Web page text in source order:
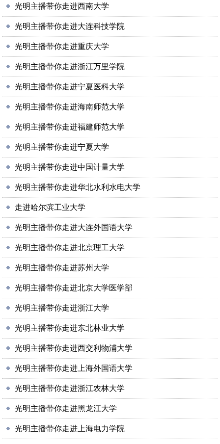
光明主播带你走进西南大学
光明主播带你走进大连科技学院
光明主播带你走进重庆大学
光明主播带你走进浙江万里学院
光明主播带你走进宁夏医科大学
光明主播带你走进海南师范大学
光明主播带你走进福建师范大学
光明主播带你走进宁夏大学
光明主播带你走进中国计量大学
光明主播带你走进华北水利水电大学
走进哈尔滨工业大学
光明主播带你走进大连外国语大学
光明主播带你走进北京理工大学
光明主播带你走进苏州大学
光明主播带你走进北京大学医学部
光明主播带你走进浙江大学
光明主播带你走进东北林业大学
光明主播带你走进西交利物浦大学
光明主播带你走进上海外国语大学
光明主播带你走进浙江农林大学
光明主播带你走进黑龙江大学
光明主播带你走进上海电力学院